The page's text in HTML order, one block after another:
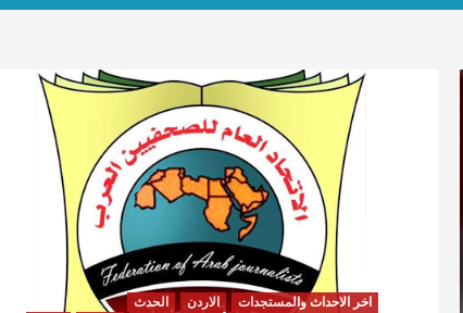
اخر الاحداث والمستجدات الاردن
الحدث